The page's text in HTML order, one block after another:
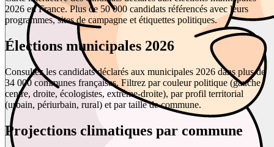
2026 en France. Plus de 50 000 candidats référencés avec leurs
programmes, sites de campagne et étiquettes politiques.
Élections municipales 2026
Consultez les candidats déclarés aux municipales 2026 dans plus de
34 000 communes françaises. Filtrez par couleur politique (gauche,
centre, droite, écologistes, extrême-droite), par profil territorial
(urbain, périurbain, rural) et par taille de commune.
Projections climatiques par commune